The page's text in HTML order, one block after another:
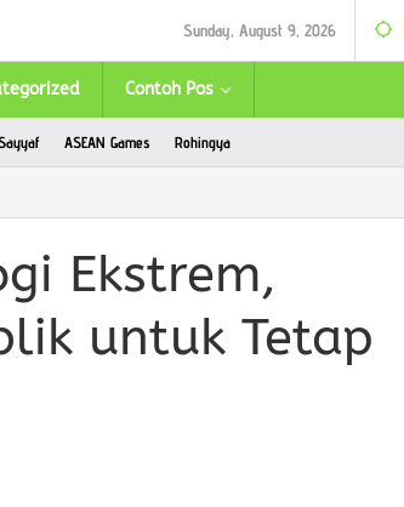
Sunday, August 9, 2026
Contoh Pos
ASEAN Games Rohingya
Ekstrem,
untuk Tetap